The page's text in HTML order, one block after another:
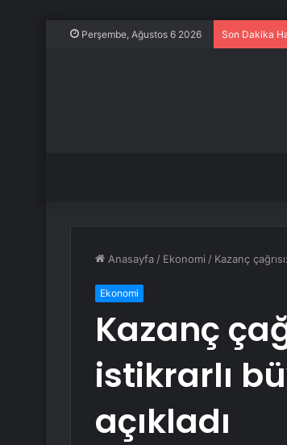
Perşembe, Ağustos 6 2026 Son Dakika
Anasayfa / Ekonomi / Kazanç
Ekonomi
Kazanç
istikrarlı
açıkladı